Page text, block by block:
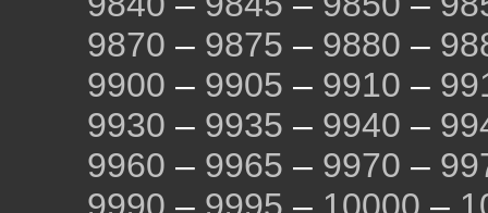
9870 – 9875 – 9880 –
9900 – 9905 – 9910 –
9930 – 9935 – 9940 –
9960 – 9965 – 9970 –